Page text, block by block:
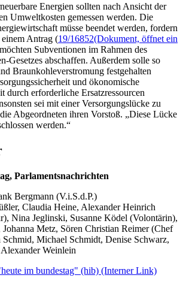
Energien sollten nach Ansicht der
Umweltkosten gemessen werden. Die
müsse beendet werden, fordern
Antrag (19/16852(Dokument, öffnet ein
Subventionen im Rahmen des
Gesetzes abschaffen. Außerdem solle so
Braunkohleverstromung festgehalten
und ökonomische
durch erforderliche Ersatzressourcen
sei mit einer Versorgungslücke zu
Abgeordneten ihren Vorstoß. „Diese Lücke
werden.“
Parlamentsnachrichten
Bergmann (V.i.S.d.P.)
Claudia Heine, Alexander Heinrich
Nina Jeglinski, Susanne Ködel (Volontärin),
Metz, Sören Christian Reimer (Chef
Michael Schmidt, Denise Schwarz,
Weinlein
im bundestag" (hib) (Interner Link)